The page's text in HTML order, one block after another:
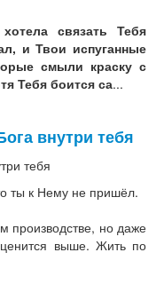
связать Тебя
и Твои испуганные
смыли краску с
Тебя боится са...
внутри тебя
ты к Нему не пришёл.
производстве, но даже
выше. Жить по